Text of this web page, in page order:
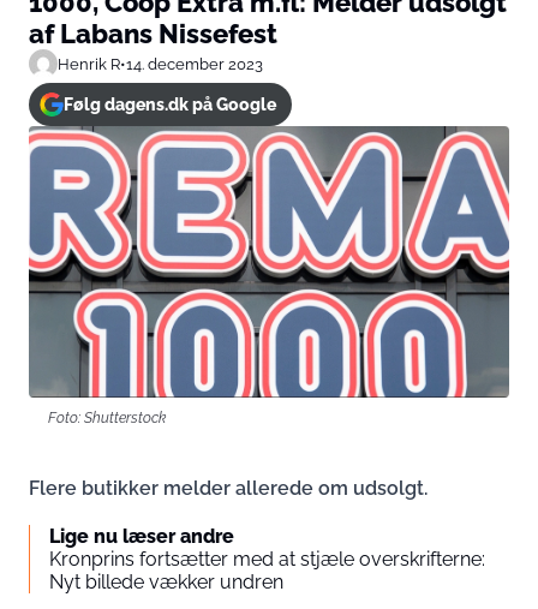
af Labans Nissefest
Henrik R•14. december 2023
Følg dagens.dk på Google
Foto: Shutterstock
Flere butikker melder allerede om udsolgt.
Lige nu læser andre
Kronprins fortsætter med at stjæle overskrifterne:
Nyt billede vækker undren